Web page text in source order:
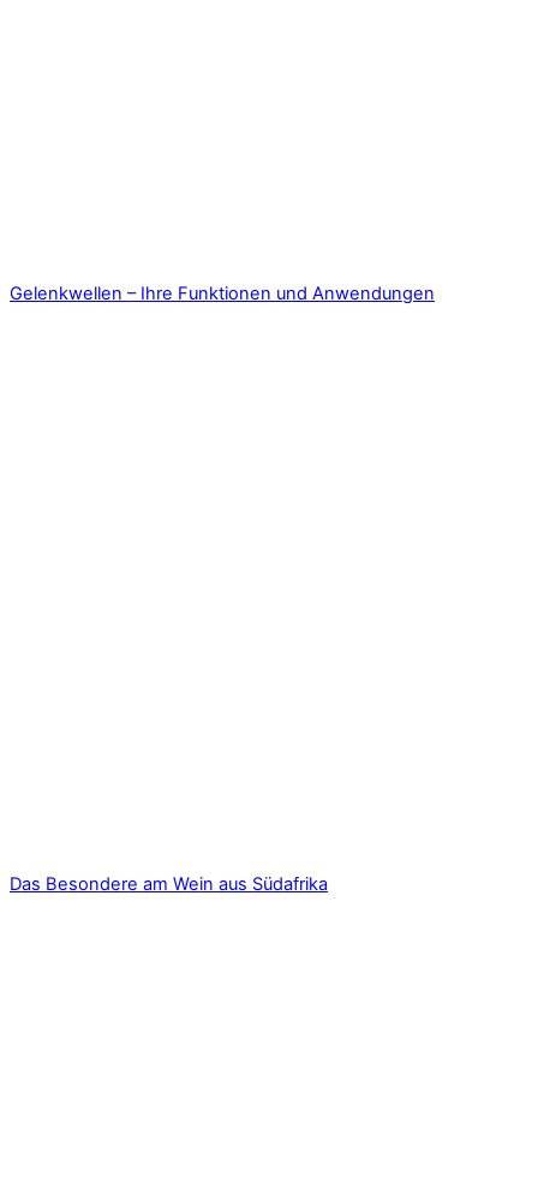
Gelenkwellen – Ihre Funktionen und Anwendungen
Das Besondere am Wein aus Südafrika